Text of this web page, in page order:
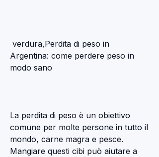
Argentina: come perdere peso in
modo sano
La perdita di peso è un obiettivo
comune per molte persone in tutto il
mondo, carne magra e pesce.
Mangiare questi cibi può aiutare a